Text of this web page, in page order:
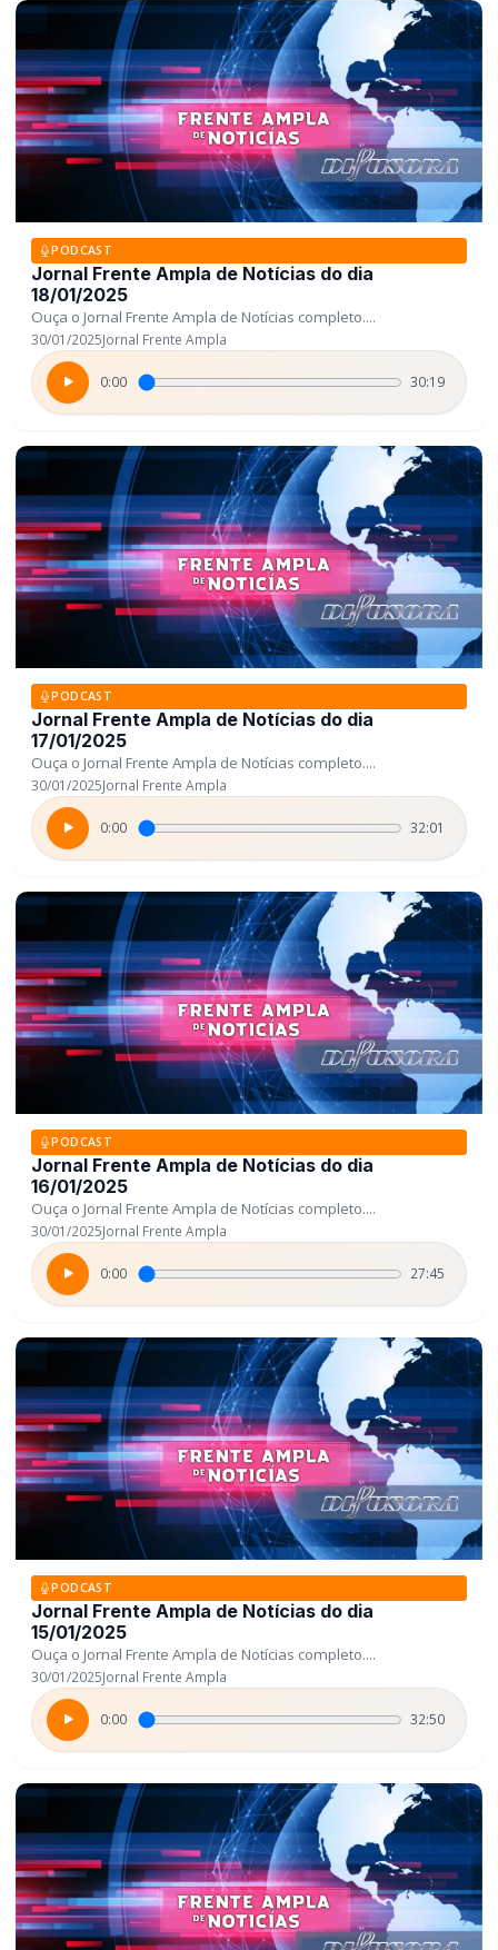
PODCAST
Jornal Frente Ampla de Notícias do dia
18/01/2025
Ouça o Jornal Frente Ampla de Notícias completo....
30/01/2025Jornal Frente Ampla
0:00 30:19
PODCAST
Jornal Frente Ampla de Notícias do dia
17/01/2025
Ouça o Jornal Frente Ampla de Notícias completo....
30/01/2025Jornal Frente Ampla
0:00 32:01
PODCAST
Jornal Frente Ampla de Notícias do dia
16/01/2025
Ouça o Jornal Frente Ampla de Notícias completo....
30/01/2025Jornal Frente Ampla
0:00 27:45
PODCAST
Jornal Frente Ampla de Notícias do dia
15/01/2025
Ouça o Jornal Frente Ampla de Notícias completo....
30/01/2025Jornal Frente Ampla
0:00 32:50